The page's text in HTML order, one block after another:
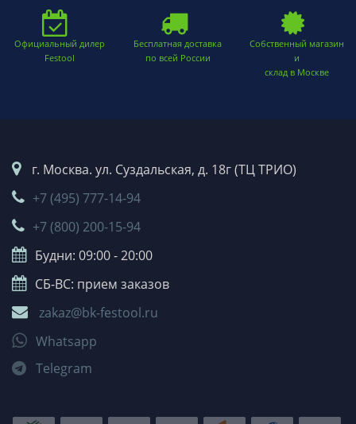
Официальный дилер
Festool
Бесплатная доставка
по всей России
Собственный магазин
и
склад в Москве
г. Москва. ул. Суздальская, д. 18г (ТЦ ТРИО)
+7 (495) 777-14-94
+7 (800) 200-15-94
Будни: 09:00 - 20:00
СБ-ВС: прием заказов
zakaz@bk-festool.ru
Whatsapp
Telegram